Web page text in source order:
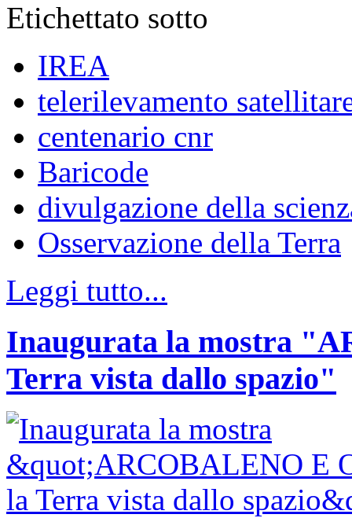
Etichettato sotto
IREA
telerilevamento
centenario cnr
Baricode
divulgazione della
Osservazione della Terra
Leggi tutto...
Inaugurata la mostra
Terra vista dallo spazio"